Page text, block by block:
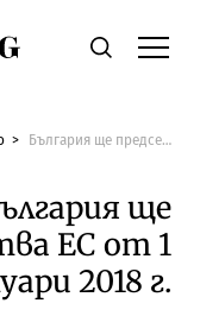
Economic.bgТърсене
България ще председателства ЕС от 1 януари 2018 г.
ще
ЕС от 1
2018 г.